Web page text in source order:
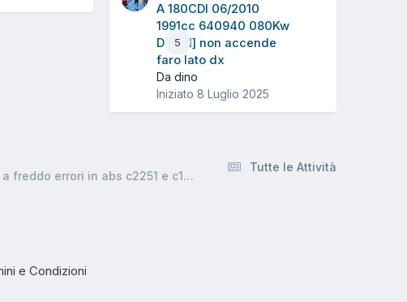
5
A 180CDI 06/2010
1991cc 640940 080Kw
Diesel] non accende
faro lato dx
Da dino
Iniziato 8 Luglio 2025
Tutte le Attività
[mercedes benz classe a 05/2005 1991cc 640940 80Kw Diesel] mercedes classe a si spenge in avviamento a freddo errori in abs c2251 e c1425
e Condizioni